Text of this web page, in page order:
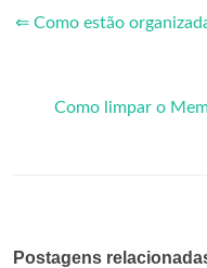
⇐ Como estão
Como limpar o
Postagens